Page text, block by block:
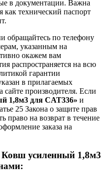
в документации. Важна
как технический паспорт
обращайтесь по телефону
указанным на
окажем вам
распространяется на всю
гарантии
в прилагаемых
производителя. Если
1,8м3 для CAT336» и
25 Закона о защите прав
право на возврат в течение
заказа на
Ковш усиленный 1,8м3